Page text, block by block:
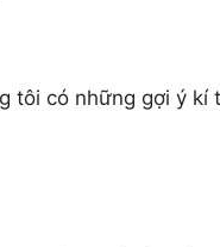
tôi có những gợi ý kí